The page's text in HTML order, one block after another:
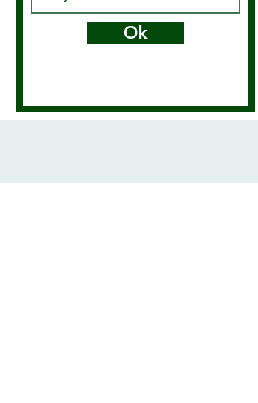
Ok